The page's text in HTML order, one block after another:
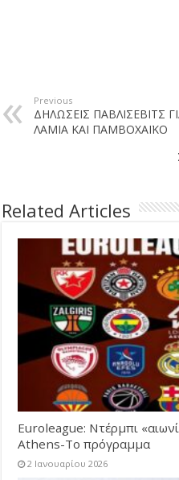
Previous
ΔΗΛΩΣΕΙΣ ΠΑΒΛΙΣΕΒΙΤΣ
ΛΑΜΙΑ ΚΑΙ ΠΑΜΒΟΧΑΪΚΟ
Related Articles
Euroleague: Ντέρμπι
Athens-Το πρόγραμμα
2 Ιανουαρίου 2026